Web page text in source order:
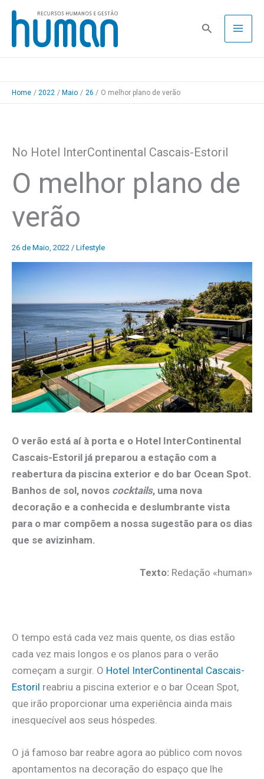
Skip
content
Pesquisa
Home 2022 Maio 26 O melhor plano de verão
No Hotel InterContinental Cascais-Estoril
O melhor plano de
verão
26 de Maio, 2022 / Lifestyle
O verão está aí à porta e o Hotel InterContinental
Cascais-Estoril já preparou a estação com a
reabertura da piscina exterior e do bar Ocean Spot.
Banhos de sol, novos cocktails, uma nova
decoração e a conhecida e deslumbrante vista
para o mar compõem a nossa sugestão para os dias
que se avizinham.
Texto: Redação «human»
O tempo está cada vez mais quente, os dias estão
cada vez mais longos e os planos para o verão
começam a surgir. O Hotel InterContinental Cascais-
Estoril reabriu a piscina exterior e o bar Ocean Spot,
que irão proporcionar uma experiência ainda mais
inesquecível aos seus hóspedes.
O já famoso bar reabre agora ao público com novos
apontamentos na decoração do espaço que lhe